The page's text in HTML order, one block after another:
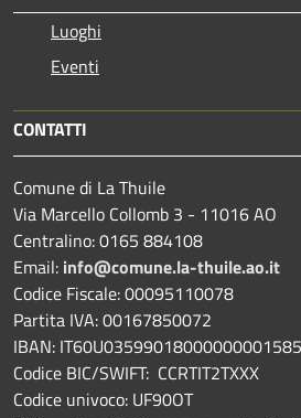
Luoghi
Eventi
CONTATTI
Comune di La Thuile
Via Marcello Collomb 3 - 11016 AO
Centralino: 0165 884108
Email: info@comune.la-thuile.ao.it
Codice Fiscale: 00095110078
Partita IVA: 00167850072
IBAN:
Codice BIC/SWIFT: CCRTIT2TXXX
Codice univoco: UF90OT